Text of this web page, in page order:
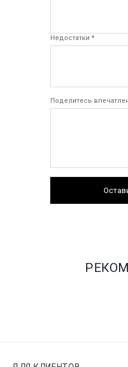
Недостатки *
Поделитесь